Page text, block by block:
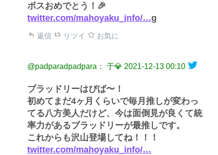
ボスおめでとう！🎉
twitter.com/mahoyaku_info/…g
返信 リツイ お気に
@padparadpadpara： 于💎 2021-12-13 00:10
ブラッドリーはぴば〜！
初めてまだ4ヶ月くらいで毎月推しが変わっ
てる八方美人だけど、今は面倒見が良くて統
率力があるブラッドリーが最推しです。
これからも沢山登場してね！！！
twitter.com/mahoyaku_info/…